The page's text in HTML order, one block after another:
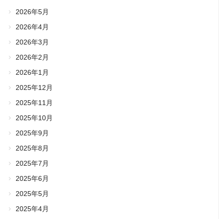
2026年5月
2026年4月
2026年3月
2026年2月
2026年1月
2025年12月
2025年11月
2025年10月
2025年9月
2025年8月
2025年7月
2025年6月
2025年5月
2025年4月